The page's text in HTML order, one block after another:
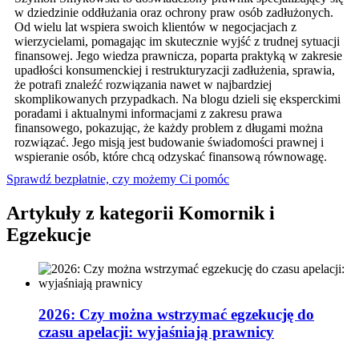
w dziedzinie oddłużania oraz ochrony praw osób zadłużonych.
Od wielu lat wspiera swoich klientów w negocjacjach z
wierzycielami, pomagając im skutecznie wyjść z trudnej sytuacji
finansowej. Jego wiedza prawnicza, poparta praktyką w zakresie
upadłości konsumenckiej i restrukturyzacji zadłużenia, sprawia,
że potrafi znaleźć rozwiązania nawet w najbardziej
skomplikowanych przypadkach. Na blogu dzieli się eksperckimi
poradami i aktualnymi informacjami z zakresu prawa
finansowego, pokazując, że każdy problem z długami można
rozwiązać. Jego misją jest budowanie świadomości prawnej i
wspieranie osób, które chcą odzyskać finansową równowagę.
Sprawdź bezpłatnie, czy możemy Ci pomóc
Artykuły z kategorii Komornik i
Egzekucje
2026: Czy można wstrzymać egzekucję do
czasu apelacji: wyjaśniają prawnicy